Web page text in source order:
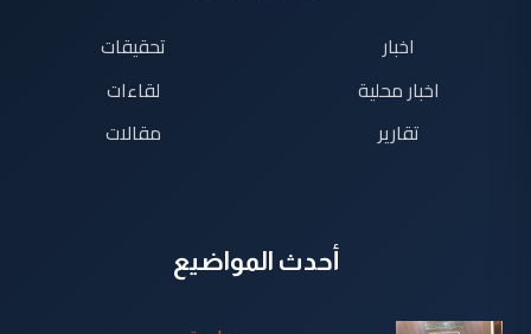
اخبار
اخبار محلية
تقارير
تحقيقات
لقاءات
مقالات
أحدث المواضيع